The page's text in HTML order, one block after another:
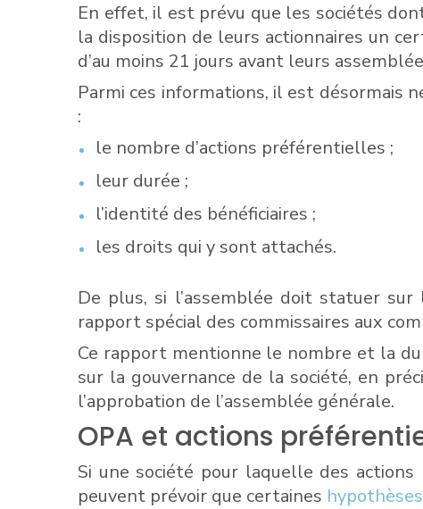
En effet, il est prévu que les sociétés
la disposition de leurs actionnaires un
d’au moins 21 jours avant leurs
Parmi ces informations, il est désormais
:
le nombre d’actions préférentielles ;
leur durée ;
l’identité des bénéficiaires ;
les droits qui y sont attachés.
De plus, si l’assemblée doit statuer
rapport spécial des commissaires aux
Ce rapport mentionne le nombre et la
sur la gouvernance de la société, en
l’approbation de l’assemblée générale.
OPA et actions
Si une société pour laquelle des
peuvent prévoir que certaines hypothèses